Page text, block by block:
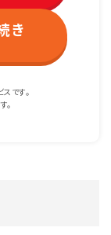
き
です。
。